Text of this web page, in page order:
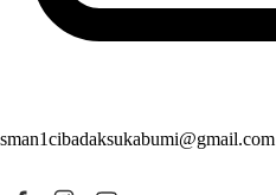
sman1cibadaksukabumi@gmail.com